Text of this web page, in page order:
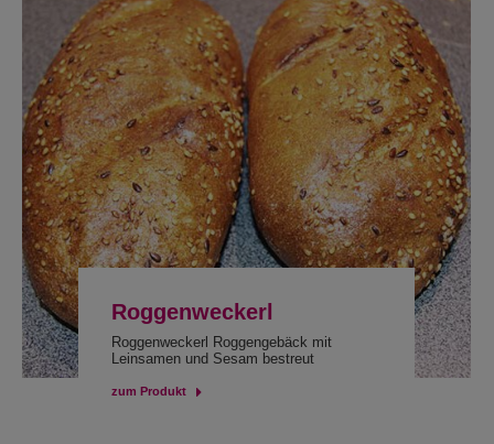
Roggenweckerl
Roggenweckerl Roggengebäck mit
Leinsamen und Sesam bestreut
zum Produkt